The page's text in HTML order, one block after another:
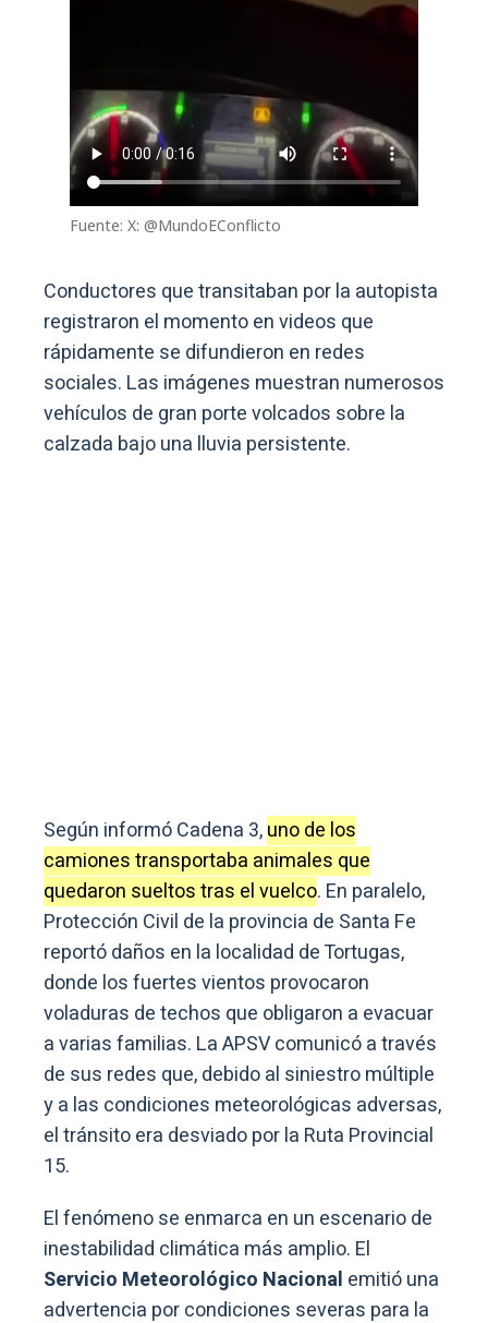
Fuente: X: @MundoEConflicto
Conductores que transitaban por la autopista
registraron el momento en videos que
rápidamente se difundieron en redes
sociales. Las imágenes muestran numerosos
vehículos de gran porte volcados sobre la
calzada bajo una lluvia persistente.
Según informó Cadena 3,uno de los
camiones transportaba animales que
quedaron sueltos tras el vuelco. En paralelo,
Protección Civil de la provincia de Santa Fe
reportó daños en la localidad de Tortugas,
donde los fuertes vientos provocaron
voladuras de techos que obligaron a evacuar
a varias familias. La APSV comunicó a través
de sus redes que, debido al siniestro múltiple
y a las condiciones meteorológicas adversas,
el tránsito era desviado por la Ruta Provincial
15.
El fenómeno se enmarca en un escenario de
inestabilidad climática más amplio. El
Servicio Meteorológico Nacional emitió una
advertencia por condiciones severas para la